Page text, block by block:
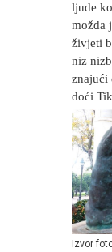
ljude
možda
živjeti
niz
znajući
doći
Izvor